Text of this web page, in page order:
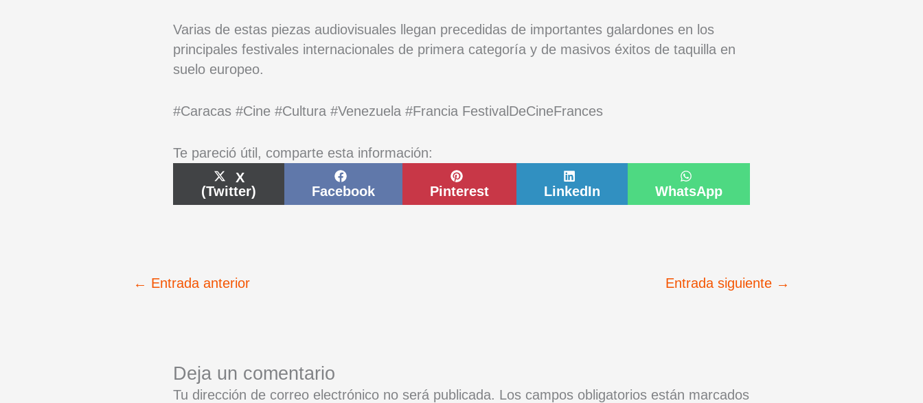
Varias de estas piezas audiovisuales llegan precedidas de importantes galardones en los
principales festivales internacionales de primera categoría y de masivos éxitos de taquilla en
suelo europeo.
#Caracas #Cine #Cultura #Venezuela #Francia FestivalDeCineFrances
Te pareció útil, comparte esta información:
Compartir
en
X
(Twitter)
en
Facebook
en
Pinterest
en
LinkedIn
en
WhatsApp
← Entrada anterior Entrada siguiente →
Deja un comentario
Tu dirección de correo electrónico no será publicada. Los campos obligatorios están marcados